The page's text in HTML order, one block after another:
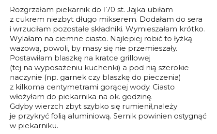
Rozgrzałam piekarnik do 170 st. Jajka ubiłam
z cukrem niezbyt długo mikserem. Dodałam do sera
i wrzuciłam pozostałe składniki. Wymieszałam krótko.
Wylałam na ciemne ciasto. Najlepiej robić to łyżką
wazową, powoli, by masy się nie przemieszały.
Postawiłam blaszkę na kratce grillowej
(tej na wyposażeniu kuchenki) a pod nią szerokie
naczynie (np. garnek czy blaszkę do pieczenia)
z kilkoma centymetrami gorącej wody. Ciasto
włożyłam do piekarnika na ok. godzinę.
Gdyby wierzch zbyt szybko się rumienił,należy
je przykryć folią aluminiową. Sernik powinien ostygnąć
w piekarniku.